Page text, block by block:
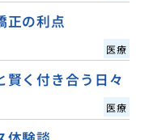
正の利点
医療
賢く付き合う日々
医療